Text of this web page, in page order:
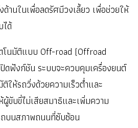
านในเพื่อลดรัศมีวงเลี้ยว เพื่อช่วยให้
ได้
โนมัติแบบ Off-road (Offroad
ดฟังก์ชัน ระบบจะควบคุมเครื่องยนต์
ให้รถวิ่งด้วยความเร็วต่ำและ
ขับขี่ไม่เสียสมาธิและเพิ่มความ
บนสภาพถนนที่ซับซ้อน